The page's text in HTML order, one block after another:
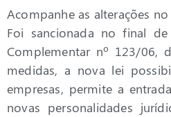
Acompanhe as alterações
Foi sancionada no final
Complementar nº 123/06,
medidas, a nova lei
empresas, permite a
novas personalidades